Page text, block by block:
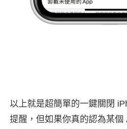
以上就是超簡單的一鍵關閉
提醒，但如果你真的認為某